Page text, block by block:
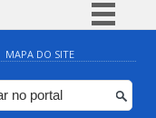
Simplifique!
Comunica BR
Participe
MAPA DO SITE